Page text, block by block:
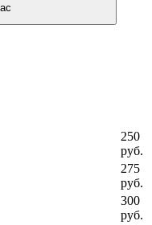
250
руб.
275
руб.
300
руб.